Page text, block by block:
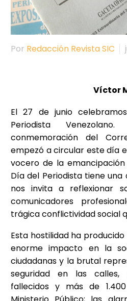
Por Redacción Revista SIC
Víctor
El 27 de junio
Periodista
conmemoración del
empezó a circular este día
vocero de la emancipación
Día del Periodista tiene
nos invita a reflexionar
comunicadores
trágica conflictividad social
Esta hostilidad ha
enorme impacto en la
ciudadanas y la brutal
seguridad en las
fallecidos y más de